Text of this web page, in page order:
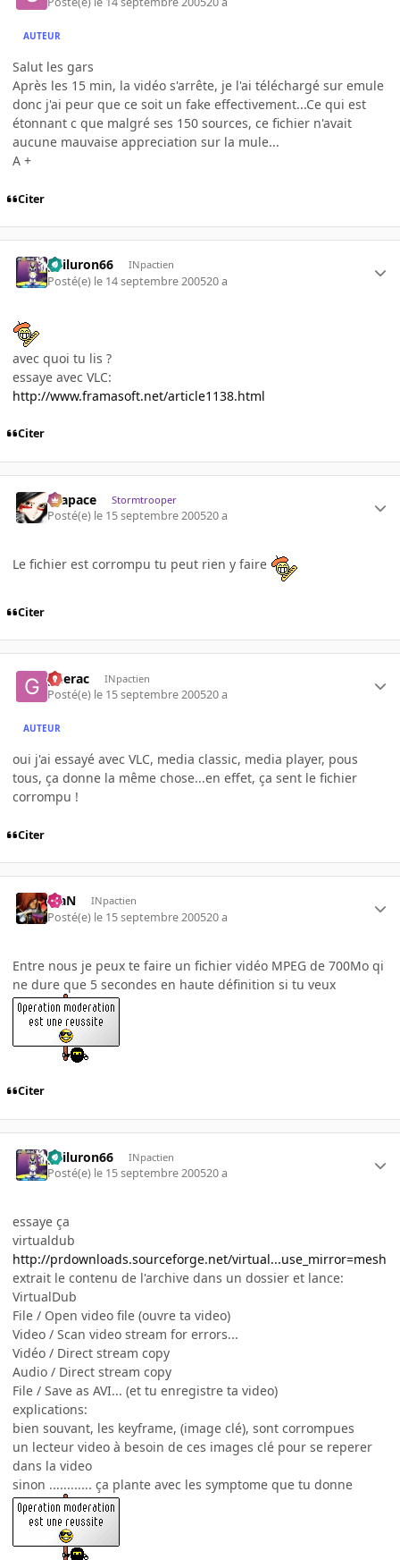
AUTEUR
Salut les gars
Après les 15 min, la vidéo s'arrête, je l'ai téléchargé sur emule
donc j'ai peur que ce soit un fake effectivement...Ce qui est
étonnant c que malgré ses 150 sources, ce fichier n'avait
aucune mauvaise appreciation sur la mule...
A +
Citer
gailuron66 INpactien
Posté(e) le 14 septembre 200520 a
avec quoi tu lis ?
essaye avec VLC:
http://www.framasoft.net/article1138.html
Citer
Krapace Stormtrooper
Posté(e) le 15 septembre 200520 a
Le fichier est corrompu tu peut rien y faire
Citer
gderac INpactien
Posté(e) le 15 septembre 200520 a
AUTEUR
oui j'ai essayé avec VLC, media classic, media player, pous
tous, ça donne la même chose...en effet, ça sent le fichier
corrompu !
Citer
KiaN INpactien
Posté(e) le 15 septembre 200520 a
Entre nous je peux te faire un fichier vidéo MPEG de 700Mo qi
ne dure que 5 secondes en haute définition si tu veux
Citer
gailuron66 INpactien
Posté(e) le 15 septembre 200520 a
essaye ça
virtualdub
http://prdownloads.sourceforge.net/virtual...use_mirror=mesh
extrait le contenu de l'archive dans un dossier et lance:
VirtualDub
File / Open video file (ouvre ta video)
Video / Scan video stream for errors...
Vidéo / Direct stream copy
Audio / Direct stream copy
File / Save as AVI... (et tu enregistre ta video)
explications:
bien souvant, les keyframe, (image clé), sont corrompues
un lecteur video à besoin de ces images clé pour se reperer
dans la video
sinon ............ ça plante avec les symptome que tu donne